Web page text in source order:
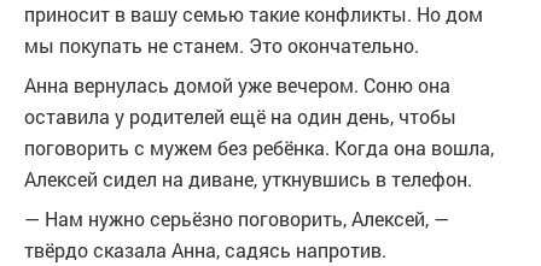
приносит в вашу семью такие конфликты. Но дом
мы покупать не станем. Это окончательно.
Анна вернулась домой уже вечером. Соню она
оставила у родителей ещё на один день, чтобы
поговорить с мужем без ребёнка. Когда она вошла,
Алексей сидел на диване, уткнувшись в телефон.
— Нам нужно серьёзно поговорить, Алексей, —
твёрдо сказала Анна, садясь напротив.